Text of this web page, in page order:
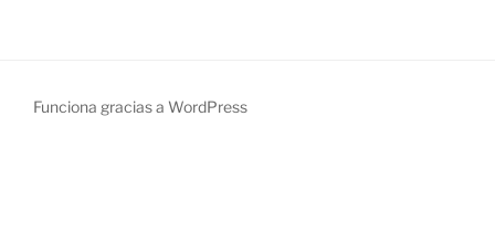
Funciona gracias a WordPress